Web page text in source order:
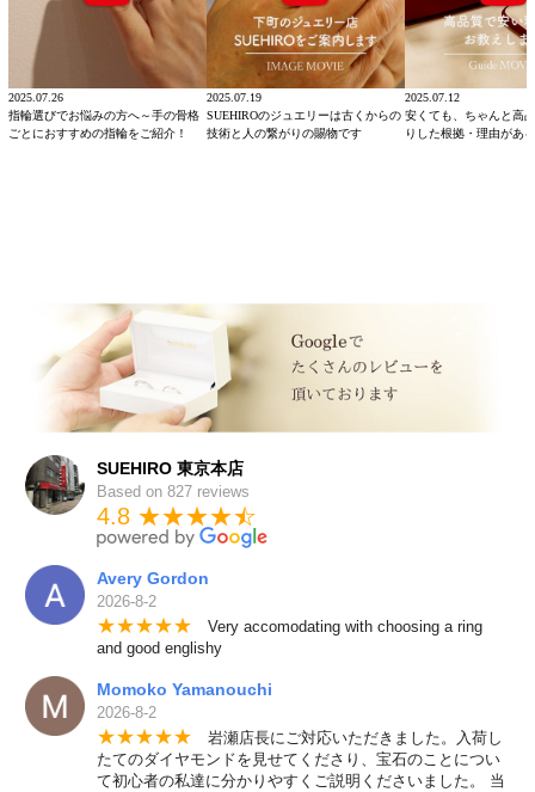
2025.07.26
指輪選びでお悩みの方へ～手の骨格
ごとにおすすめの指輪をご紹介！
2025.07.19
SUEHIROのジュエリーは古くからの
技術と人の繋がりの賜物です
2025.07.12
安くても、ちゃんと高
りした根拠・理由があ
SUEHIRO 東京本店
Based on 827 reviews
4.8 ★★★★★
☆
Avery Gordon
2026-8-2
★★★★★ Very accomodating with choosing a ring
and good englishy
Momoko Yamanouchi
2026-8-2
★★★★★ 岩瀬店長にご対応いただきました。入荷し
たてのダイヤモンドを見せてくださり、宝石のことについ
て初心者の私達に分かりやすくご説明くださいました。 当